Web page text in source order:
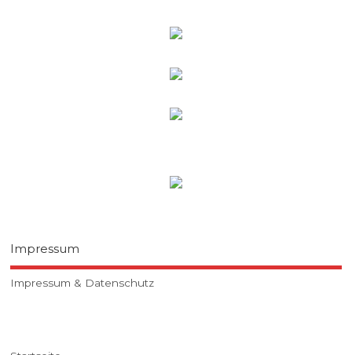
Impressum
Impressum & Datenschutz